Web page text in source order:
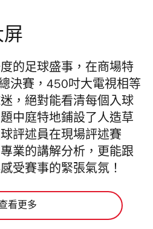
屏
的足球盛事，在商場特
決賽，450吋大電視相等
，絕對能看清每個入球
中庭特地鋪設了人造草
評述員在現場評述賽
業的講解分析，更能跟
受賽事的緊張氣氛！
看更多